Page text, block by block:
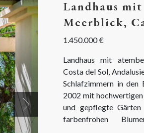
Next
Landhaus
Meerblick,
1.450.000 €
Landhaus mit
Costa del Sol,
Schlafzimmern in den
2002 mit
und gepflegte
farbenfrohen